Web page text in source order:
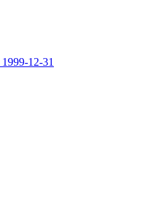
1999-12-31